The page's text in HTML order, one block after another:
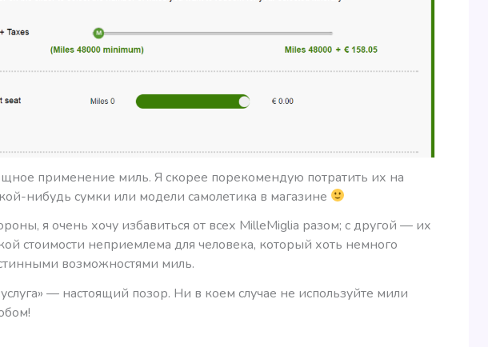
применение миль. Я скорее порекомендую потратить их на
нибудь сумки или модели самолетика в магазине
я очень хочу избавиться от всех MilleMiglia разом; с другой — их
стоимости неприемлема для человека, который хоть немного
возможностями миль.
— настоящий позор. Ни в коем случае не используйте мили